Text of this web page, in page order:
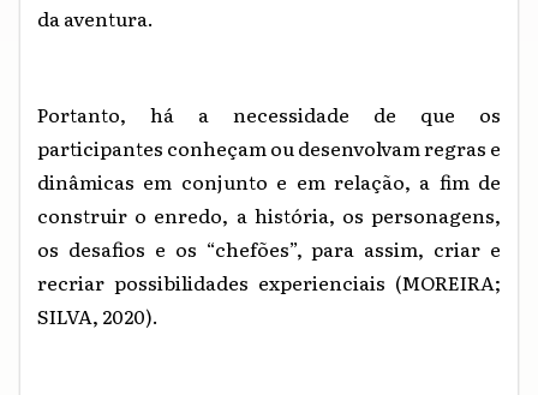
da aventura.
Portanto, há a necessidade de que os
participantes conheçam ou desenvolvam regras e
dinâmicas em conjunto e em relação, a fim de
construir o enredo, a história, os personagens,
os desafios e os “chefões”, para assim, criar e
recriar possibilidades experienciais (MOREIRA;
SILVA, 2020).